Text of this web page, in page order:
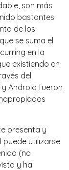
son más
bastantes
de los
se suma el
en la
existiendo en
del
Android fueron
presenta y
puede utilizarse
(no
y ha